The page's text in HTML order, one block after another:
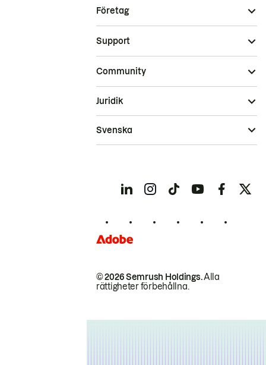
Företag
Support
Community
© 2026 Semrush Holdings.Alla
rättigheter förbehållna.
Juridik
Svenska